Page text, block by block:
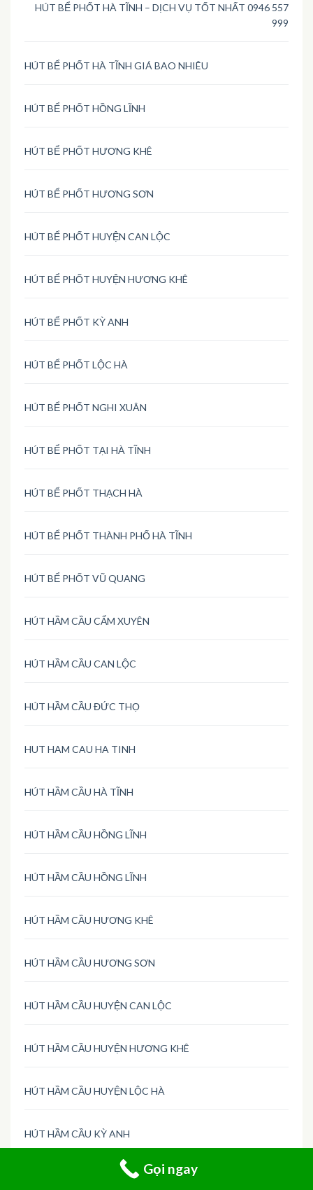
HÚT BỂ PHỐT HÀ TĨNH – DỊCH VỤ TỐT NHẤT 0946 557
999
HÚT BỂ PHỐT HÀ TĨNH GIÁ BAO NHIÊU
HÚT BỂ PHỐT HỒNG LĨNH
HÚT BỂ PHỐT HƯƠNG KHÊ
HÚT BỂ PHỐT HƯƠNG SƠN
HÚT BỂ PHỐT HUYỆN CAN LỘC
HÚT BỂ PHỐT HUYỆN HƯƠNG KHÊ
HÚT BỂ PHỐT KỲ ANH
HÚT BỂ PHỐT LỘC HÀ
HÚT BỂ PHỐT NGHI XUÂN
HÚT BỂ PHỐT TẠI HÀ TĨNH
HÚT BỂ PHỐT THẠCH HÀ
HÚT BỂ PHỐT THÀNH PHỐ HÀ TĨNH
HÚT BỂ PHỐT VŨ QUANG
HÚT HẦM CẦU CẨM XUYÊN
HÚT HẦM CẦU CAN LỘC
HÚT HẦM CẦU ĐỨC THỌ
HUT HAM CAU HA TINH
HÚT HẦM CẦU HÀ TĨNH
HÚT HẦM CẦU HỒNG LĨNH
HÚT HẦM CẦU HỒNG LĨNH
HÚT HẦM CẦU HƯƠNG KHÊ
HÚT HẦM CẦU HƯƠNG SƠN
HÚT HẦM CẦU HUYỆN CAN LỘC
HÚT HẦM CẦU HUYỆN HƯƠNG KHÊ
HÚT HẦM CẦU HUYỆN LỘC HÀ
HÚT HẦM CẦU KỲ ANH
HÚT HẦM CẦU NGHI XUÂNGọi ngay